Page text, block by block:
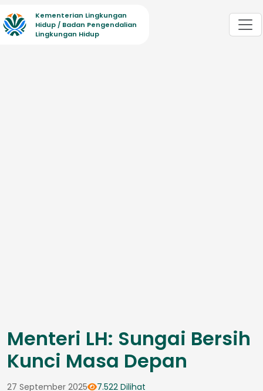
Kementerian Lingkungan
Hidup / Badan Pengendalian
Lingkungan Hidup
Menteri LH: Sungai Bersih
Kunci Masa Depan
27 September 2025 7.522 Dilihat